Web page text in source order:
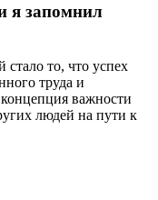
я запомнил
то, что успех
труда и
важности
людей на пути к